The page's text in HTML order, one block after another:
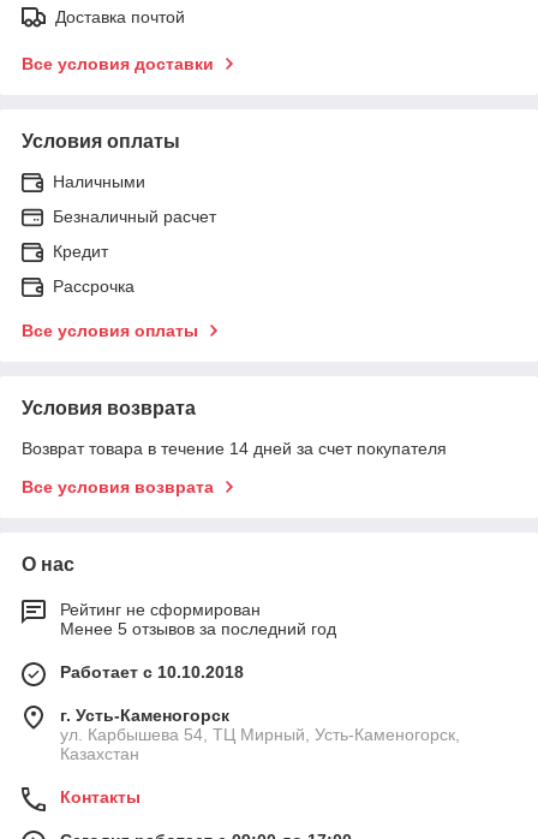
Доставка почтой
Все условия доставки
Условия оплаты
Наличными
Безналичный расчет
Кредит
Рассрочка
Все условия оплаты
Условия возврата
Возврат товара в течение 14 дней за счет покупателя
Все условия возврата
О нас
Рейтинг не сформирован
Менее 5 отзывов за последний год
Работает с 10.10.2018
г. Усть-Каменогорск
ул. Карбышева 54, ТЦ Мирный, Усть-Каменогорск,
Казахстан
Контакты